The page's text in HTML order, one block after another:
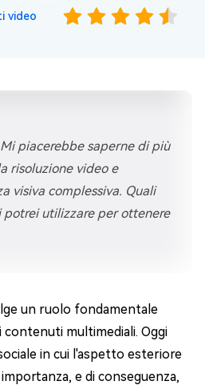
video
Mi piacerebbe saperne di più
risoluzione video e
visiva complessiva. Quali
utilizzare per ottenere
un ruolo fondamentale
contenuti multimediali. Oggi
in cui l'aspetto esteriore
e di conseguenza,